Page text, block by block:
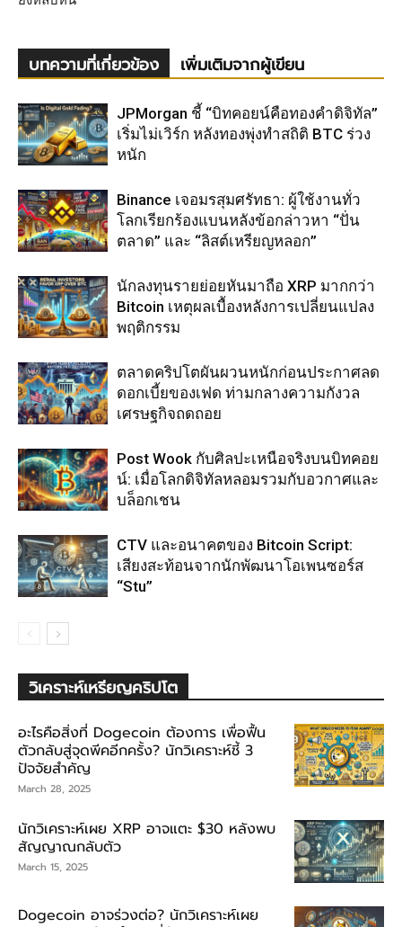
บทความที่เกี่ยวข้อง เพิ่มเติมจากผู้เขียน
JPMorgan ชี้ “บิทคอยน์คือทองคำดิจิทัล”
เริ่มไม่เวิร์ก หลังทองพุ่งทำสถิติ BTC ร่วง
หนัก
Binance เจอมรสุมศรัทธา: ผู้ใช้งานทั่ว
โลกเรียกร้องแบนหลังข้อกล่าวหา “ปั่น
ตลาด” และ “ลิสต์เหรียญหลอก”
นักลงทุนรายย่อยหันมาถือ XRP มากกว่า
Bitcoin เหตุผลเบื้องหลังการเปลี่ยนแปลง
พฤติกรรม
ตลาดคริปโตผันผวนหนักก่อนประกาศลด
ดอกเบี้ยของเฟด ท่ามกลางความกังวล
เศรษฐกิจถดถอย
Post Wook กับศิลปะเหนือจริงบนบิทคอย
น์: เมื่อโลกดิจิทัลหลอมรวมกับอวกาศและ
บล็อกเชน
CTV และอนาคตของ Bitcoin Script:
เสียงสะท้อนจากนักพัฒนาโอเพนซอร์ส
“Stu”
วิเคราะห์เหรียญคริปโต
อะไรคือสิ่งที่ Dogecoin ต้องการ เพื่อฟื้น
ตัวกลับสู่จุดพีคอีกครั้ง? นักวิเคราะห์ชี้ 3
ปัจจัยสำคัญ
March 28, 2025
นักวิเคราะห์เผย XRP อาจแตะ $30 หลังพบ
สัญญาณกลับตัว
March 15, 2025
Dogecoin อาจร่วงต่อ? นักวิเคราะห์เผย